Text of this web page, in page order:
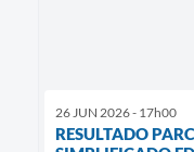
26 JUN 2026 - 17h00
RESULTADO